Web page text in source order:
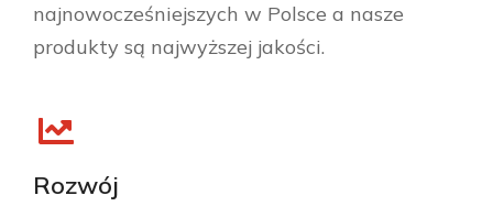
najnowocześniejszych w Polsce a nasze
produkty są najwyższej jakości.
Rozwój